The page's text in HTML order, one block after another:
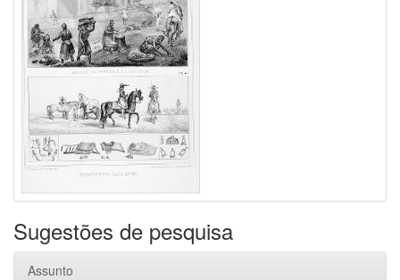
Sugestões de pesquisa
Assunto